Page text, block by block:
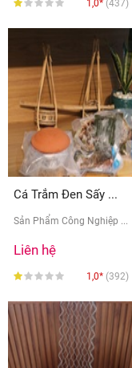
1,0* (437)
Cá Trắm Đen Sấy ...
Sản Phẩm Công Nghiệp ...
Liên hệ
1,0* (392)